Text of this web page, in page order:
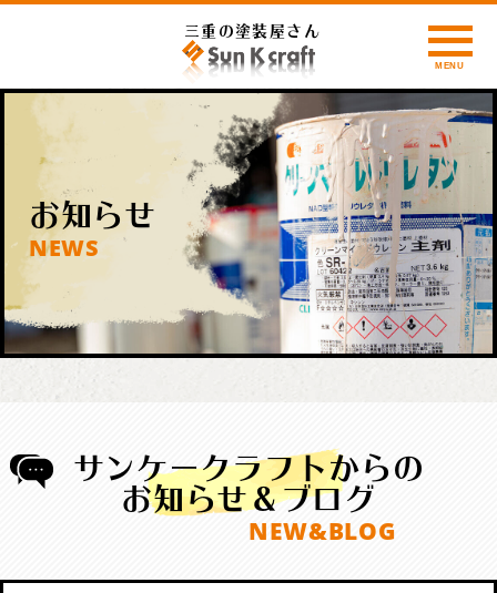
三重の塗装屋さん
お知らせ
NEWS
サンケークラフトからの
お知らせ＆ブログ
NEW&BLOG